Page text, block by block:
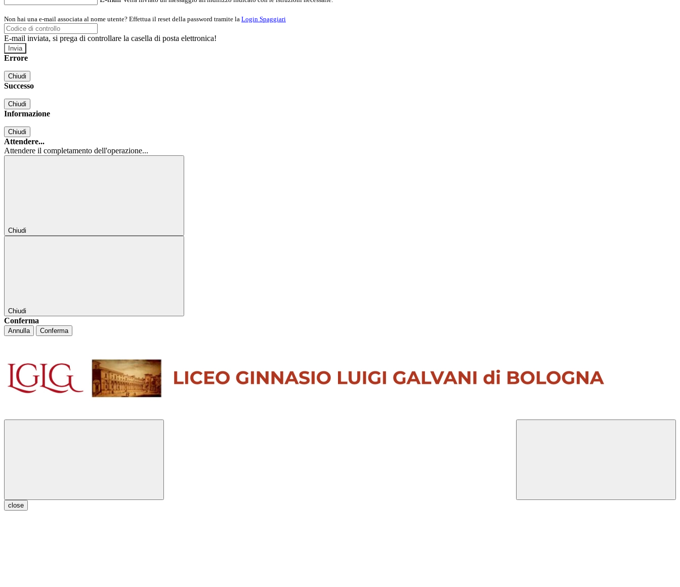
Non hai una e-mail associata al nome utente? Effettua il reset della password tramite la Login Spaggiari
E-mail inviata, si prega di controllare la casella di posta elettronica!
Errore
Chiudi
Successo
Chiudi
Informazione
Chiudi
Attendere...
Attendere il completamento dell'operazione...
Chiudi
Chiudi
Conferma
Annulla Conferma
close